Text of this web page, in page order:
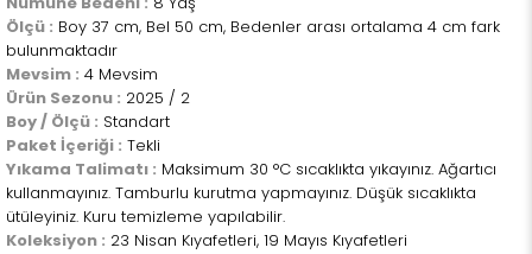
Ölçü : Boy 37 cm, Bel 50 cm, Bedenler arası ortalama 4 cm fark
bulunmaktadır
Mevsim : 4 Mevsim
Ürün Sezonu : 2025 / 2
Boy / Ölçü : Standart
Paket İçeriği : Tekli
Yıkama Talimatı : Maksimum 30 °C sıcaklıkta yıkayınız. Ağartıcı
kullanmayınız. Tamburlu kurutma yapmayınız. Düşük sıcaklıkta
ütüleyiniz. Kuru temizleme yapılabilir.
Koleksiyon : 23 Nisan Kıyafetleri, 19 Mayıs Kıyafetleri